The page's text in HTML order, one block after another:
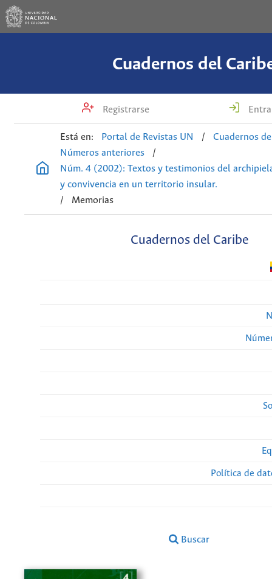
Cuadernos del
Registrarse
Está en: Portal de Revistas UN /
Cuadernos
Números anteriores
/
Núm. 4 (2002): Textos y testimonios del
y convivencia en un territorio insular.
/
Memorias
Cuadernos del Caribe
Política de
Buscar